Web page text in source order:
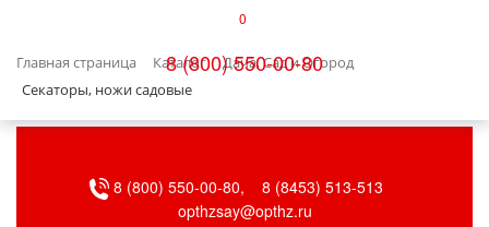
0
8 (800) 550-00-80
Главная страница Каталог
Дача, Сад и Огород
Секаторы, ножи садовые
БЫТОВАЯ ТЕХНИКА
ВЕНТИЛЯЦИЯ8 (800) 550-00-80,
8 (8453) 513-513
opthzsay@opthz.ru